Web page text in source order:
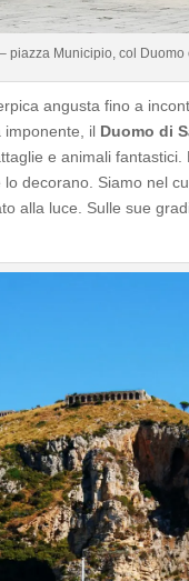
piazza Municipio, col Duomo
angusta fino a
imponente, il Duomo di
e animali
decorano. Siamo nel
alla luce. Sulle sue